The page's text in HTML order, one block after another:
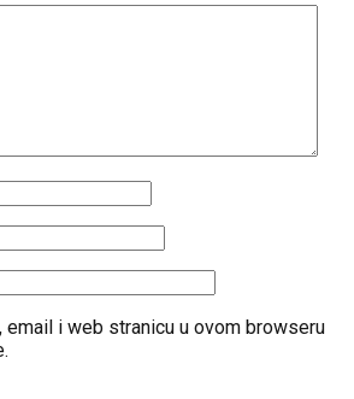
email i web stranicu u ovom browseru